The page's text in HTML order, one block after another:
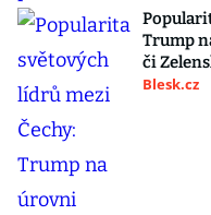
Trump
či
Blesk.cz